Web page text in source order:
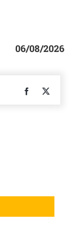
06/08/2026
Facebook